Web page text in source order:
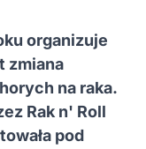
organizuje
zmiana
na raka.
Rak n' Roll
pod